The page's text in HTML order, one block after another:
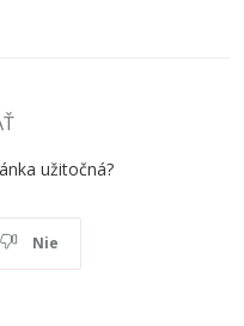
užitočná?
Nie